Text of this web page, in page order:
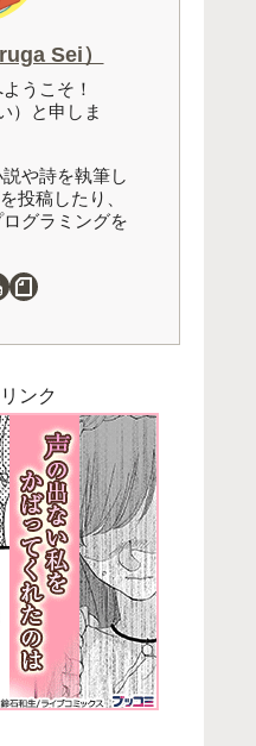
Sei）
うこそ！
）と申しま
や詩を執筆し
投稿したり、
グラミングを
ンク